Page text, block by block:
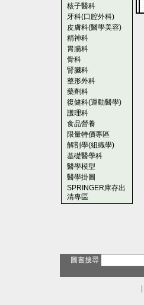
核子醫科
牙科(口腔外科)
皮膚科(醫學美容)
精神科
胃腸科
骨科
腎臟科
整形外科
藥劑科
復健科(運動醫學)
護理科
食品營養
限量特價專區
解剖學(組織學)
基礎醫學科
醫學模型
醫學掛圖
SPRINGER庫存出
清專區
圖書搜尋